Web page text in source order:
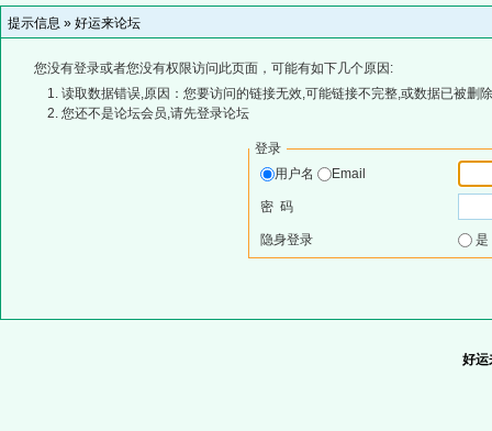
提示信息 » 好运来论坛
您没有登录或者您没有权限访问此页面，可能有如下几个原因:
读取数据错误,原因：您要访问的链接无效,可能链接不完整,或数据已被删
您还不是论坛会员,请先登录论坛
登录
用户名
Email
密 码
隐身登录
好